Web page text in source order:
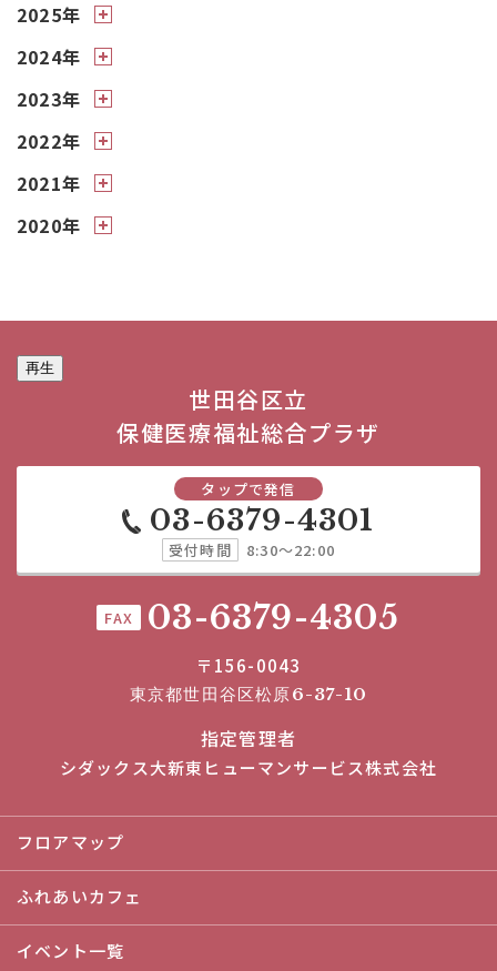
2025年
2024年
2023年
2022年
2021年
2020年
再生
世田谷区立
保健医療福祉総合プラザ
タップで発信
03-6379-4301
受付時間 8:30～22:00
FAX 03-6379-4305
〒156-0043
東京都世田谷区松原6-37-10
指定管理者
シダックス大新東ヒューマンサービス株式会社
フロアマップ
ふれあいカフェ
イベント一覧